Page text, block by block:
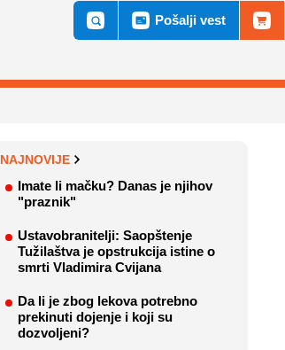
Pošalji vest
NAJNOVIJE
Imate li mačku? Danas je njihov
"praznik"
Ustavobranitelji: Saopštenje
Tužilaštva je opstrukcija istine o
smrti Vladimira Cvijana
Da li je zbog lekova potrebno
prekinuti dojenje i koji su
dozvoljeni?